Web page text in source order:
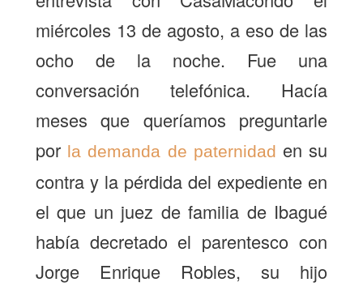
miércoles 13 de agosto, a eso de las
ocho de la noche. Fue una
conversación telefónica. Hacía
meses que queríamos preguntarle
por la demanda de paternidad en su
contra y la pérdida del expediente en
el que un juez de familia de Ibagué
había decretado el parentesco con
Jorge Enrique Robles, su hijo